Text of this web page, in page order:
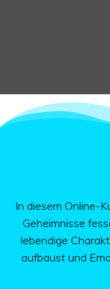
In diesem Online-
Geheimnisse
lebendige
aufbaust und